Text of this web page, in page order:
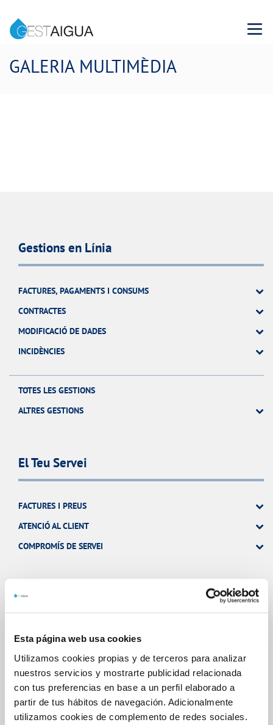
Esta página web usa cookies
Utilizamos cookies propias y de terceros para analizar
nuestros servicios y mostrarte publicidad relacionada
con tus preferencias en base a un perfil elaborado a
partir de tus hábitos de navegación. Adicionalmente
utilizamos cookies de complemento de redes sociales.
Menu
GALERIA MULTIMÈDIA
Gestions en Línia
FACTURES, PAGAMENTS I CONSUMS
CONTRACTES
MODIFICACIÓ DE DADES
INCIDÈNCIES
TOTES LES GESTIONS
ALTRES GESTIONS
El Teu Servei
FACTURES I PREUS
ATENCIÓ AL CLIENT
COMPROMÍS DE SERVEI
La Teva Aigua
EL NOSTRE PAPER EN EL CICLE URBÀ
QUALITAT
CURA DE L'AIGUA